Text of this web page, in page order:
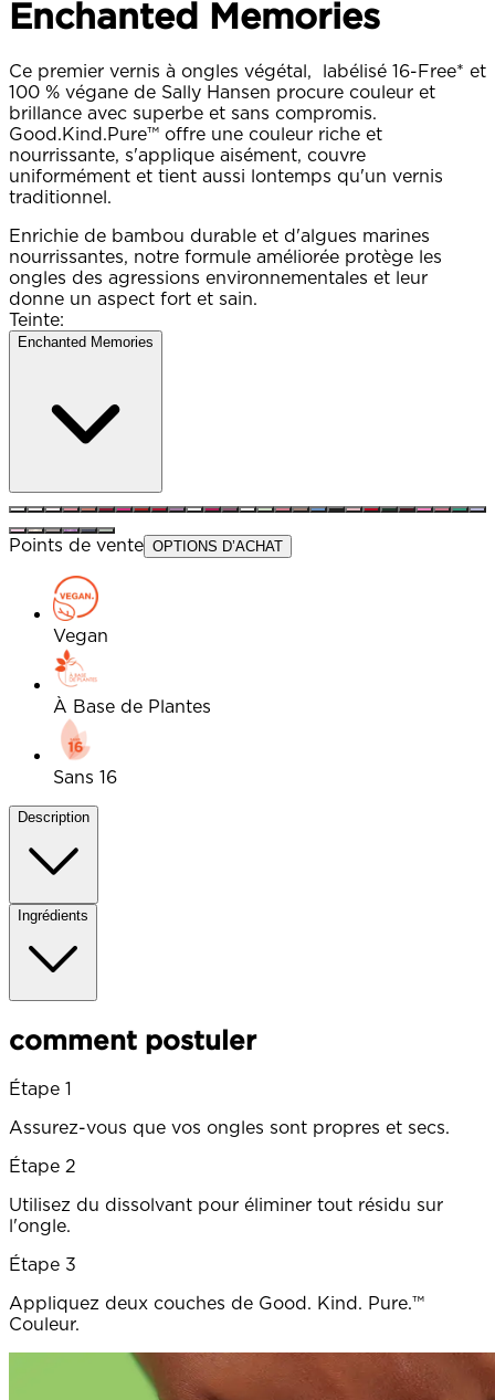
Enchanted Memories​
Ce premier vernis à ongles végétal, labélisé 16-Free* et
100 % végane de Sally Hansen procure couleur et
brillance avec superbe et sans compromis.
Good.Kind.Pure™ offre une couleur riche et
nourrissante, s'applique aisément, couvre
uniformément et tient aussi lontemps qu'un vernis
traditionnel.
Enrichie de bambou durable et d'algues marines
nourrissantes, notre formule améliorée protège les
ongles des agressions environnementales et leur
donne un aspect fort et sain.
Teinte:
Enchanted Memories​
Points de vente OPTIONS D’ACHAT
Vegan
À Base de Plantes
Sans 16
Description
Ingrédients
comment postuler
Étape 1
Assurez-vous que vos ongles sont propres et secs.
Étape 2
Utilisez du dissolvant pour éliminer tout résidu sur
l'ongle.
Étape 3
Appliquez deux couches de Good. Kind. Pure.™
Couleur.